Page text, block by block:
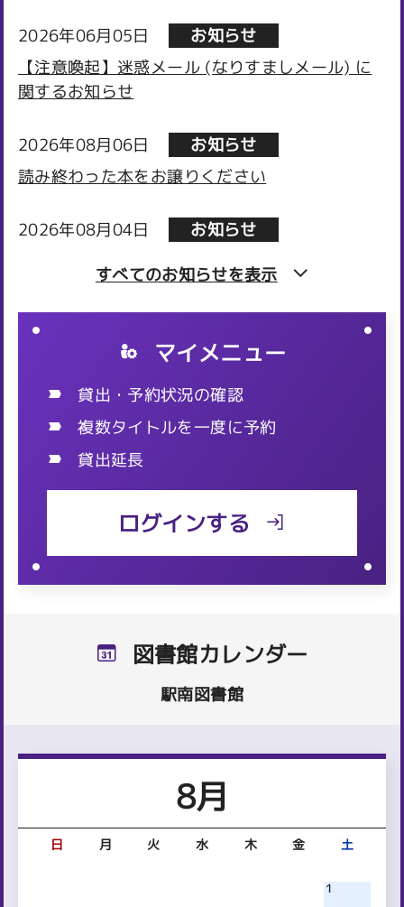
2026年06月05日
お知らせ
【注意喚起】迷惑メール (なりすましメール) に
関するお知らせ
2026年08月06日
お知らせ
読み終わった本をお譲りください
2026年08月04日
お知らせ
図書館NEWS⑫（岡出山）夏休み児童イベントを
開催しました！
2026年08月04日
お知らせ
パパの読み聞かせ講座を開催します！
2026年08月03日
お知らせ
【駅南図書館】夏休み子ども英語講座を開催しま
2026年08月02日
お知らせ
藤枝電子図書館に新しい本が入りました
【岡部図書館】夏の特別おはなし会を開催しまし
すべてのお知らせを表示
マイメニュー
貸出・予約状況の確認
複数タイトルを一度に予約
貸出延長
ログインする
図書館カレンダー
駅南図書館
8月
日 月 火 水 木 金 土
1